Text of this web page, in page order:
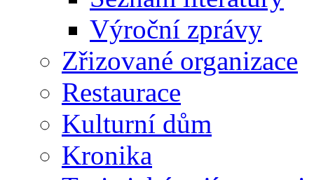
Výroční zprávy
Zřizované organizace
Restaurace
Kulturní dům
Kronika